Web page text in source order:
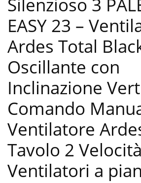
Silenzioso 3
EASY 23 –
Ardes Total
Oscillante con
Inclinazione
Comando
Ventilatore
Tavolo 2 Velocità
Ventilatori a